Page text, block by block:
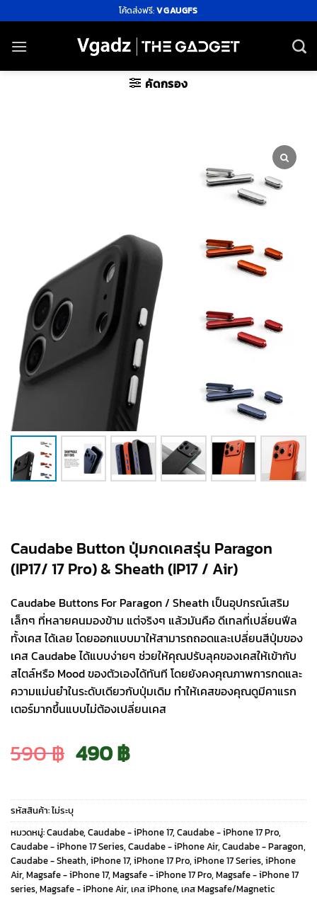
ไป
ยัง
โค้ดส่งฟรี:VGAUGFS
คัดกรอง
Caudabe Button ปุ่มกดเคสรุ่น Paragon
(IP17/ 17 Pro) & Sheath (IP17 / Air)
Caudabe Buttons For Paragon / Sheath เป็นอุปกรณ์เสริม
เล็กๆ ที่หลายคนมองข้าม แต่จริงๆ แล้วมันคือ ดีเทลที่เปลี่ยนฟีล
ทั้งเคส ได้เลย โดยออกแบบมาให้สามารถถอดและเปลี่ยนสีปุ่มของ
เคส Caudabe ได้แบบง่ายๆ ช่วยให้คุณปรับลุคของเคสให้เข้ากับ
สไตล์หรือ Mood ของตัวเองได้ทันที โดยยังคงคุณภาพการกดและ
ความแม่นยำในระดับเดียวกับปุ่มเดิม ทำให้เคสของคุณดูมีคาแรก
เตอร์มากขึ้นแบบไม่ต้องเปลี่ยนเคส
590฿ Original
price
was:
590 ฿.
490฿Current
price
is:
490 ฿.
รหัสสินค้า:ไม่ระบุ
หมวดหมู่:Caudabe, Caudabe - iPhone 17, Caudabe - iPhone 17 Pro,
Caudabe - iPhone 17 Series, Caudabe - iPhone Air, Caudabe - Paragon,
Caudabe - Sheath, iPhone 17, iPhone 17 Pro, iPhone 17 Series, iPhone
Air, Magsafe - iPhone 17, Magsafe - iPhone 17 Pro, Magsafe - iPhone 17
series, Magsafe - iPhone Air, เคส iPhone, เคส Magsafe/Magnetic